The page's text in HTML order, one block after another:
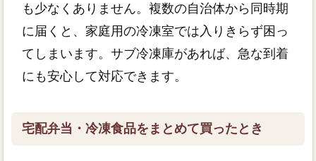
も少なくありません。複数の自治体から同時期
に届くと、家庭用の冷凍室では入りきらず困っ
てしまいます。サブ冷凍庫があれば、急な到着
にも安心して対応できます。
宅配弁当・冷凍食品をまとめて買ったとき